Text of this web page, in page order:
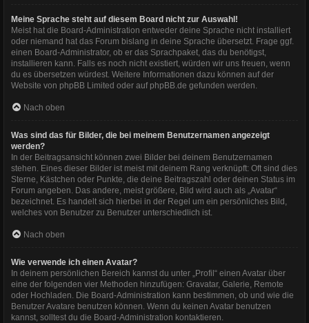
Meine Sprache steht auf diesem Board nicht zur Auswahl!
Meist hat die Board-Administration entweder deine Sprache nicht installiert
oder niemand hat das Forum bislang in deine Sprache übersetzt. Frage ggf.
einen Board-Administrator, ob er das Sprachpaket, das du benötigst,
installieren kann. Falls es noch nicht existiert, würden wir uns freuen, wenn
du es übersetzen würdest. Weitere Informationen dazu können auf der
Website von phpBB Limited oder auf phpBB.de gefunden werden.
Nach oben
Was sind das für Bilder, die bei meinem Benutzernamen angezeigt
werden?
In der Beitragsansicht können zwei Bilder bei deinem Benutzernamen
stehen. Eines dieser Bilder ist meist mit deinem Rang verknüpft: Oft sind dies
Sterne, Kästchen oder Punkte, die deine Beitragszahl oder deinen Status im
Forum angeben. Das andere, meist größere, Bild wird auch als „Avatar“
bezeichnet. Es handelt sich hierbei in der Regel um ein persönliches Bild,
welches von Benutzer zu Benutzer unterschiedlich ist.
Nach oben
Wie verwende ich einen Avatar?
In deinem persönlichen Bereich kannst du unter „Profil“ einen Avatar über
eine der folgenden vier Methoden hinzufügen: Gravatar, Galerie, Remote
oder Hochladen. Die Board-Administration kann bestimmen, ob und wie die
Benutzer Avatare benutzen können. Wenn du keinen Avatar benutzen
kannst, solltest du die Board-Administration kontaktieren.